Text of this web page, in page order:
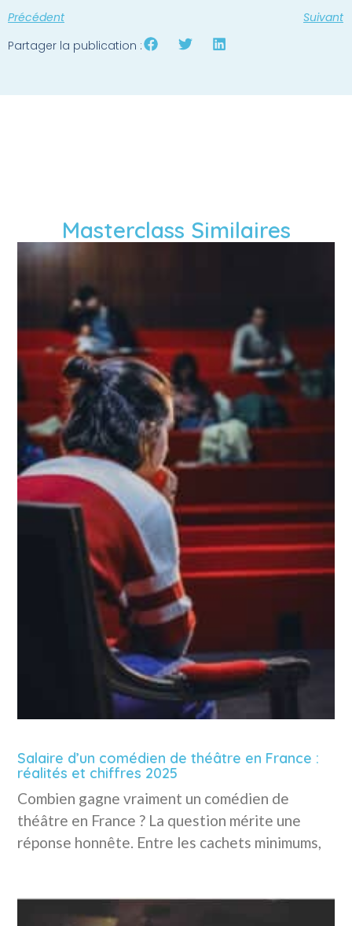
Précédent
Suivant
Partager la publication :
Masterclass Similaires
Salaire d’un comédien de théâtre en France :
réalités et chiffres 2025
Combien gagne vraiment un comédien de
théâtre en France ? La question mérite une
réponse honnête. Entre les cachets minimums,